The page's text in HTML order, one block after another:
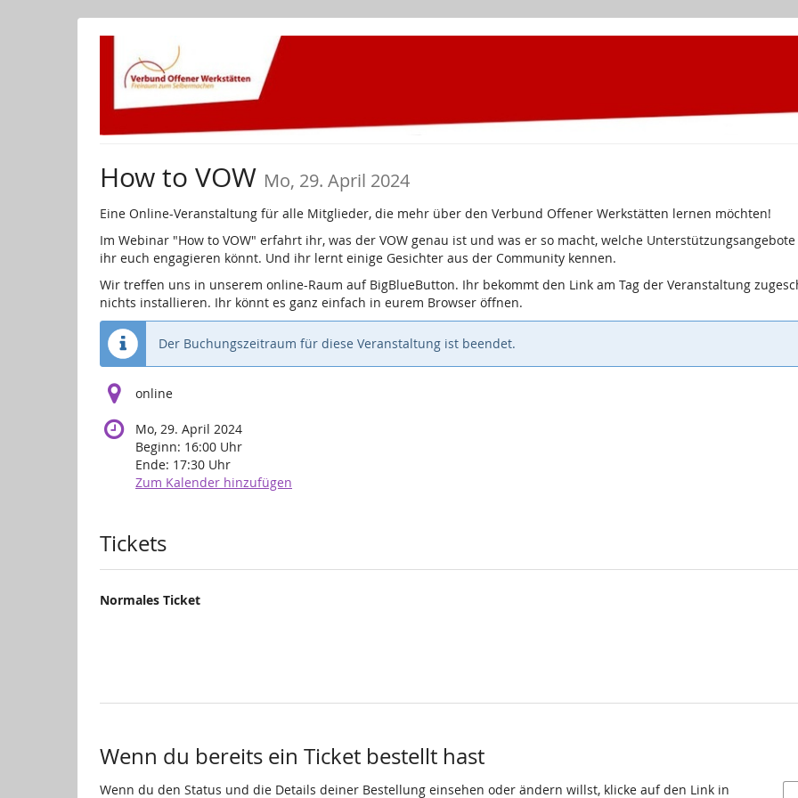
How to VOW Mo, 29. April 2024
Eine Online-Veranstaltung für alle Mitglieder, die mehr über den Verbund Offener Werkstätten lernen möchten!
Im Webinar "How to VOW" erfahrt ihr, was der VOW genau ist und was er so macht, welche
ihr euch engagieren könnt. Und ihr lernt einige Gesichter aus der Community kennen.
Wir treffen uns in unserem online-Raum auf BigBlueButton. Ihr bekommt den Link am Tag der Veranstaltung
nichts installieren. Ihr könnt es ganz einfach in eurem Browser öffnen.
Der Buchungszeitraum für diese Veranstaltung ist beendet.
online
Mo, 29. April 2024
Beginn: 16:00 Uhr
Ende: 17:30 Uhr
Zum Kalender hinzufügen
Produkte
Tickets
Normales Ticket
Wenn du bereits ein Ticket bestellt hast
Wenn du den Status und die Details deiner Bestellung einsehen oder ändern willst, klicke auf den Link in